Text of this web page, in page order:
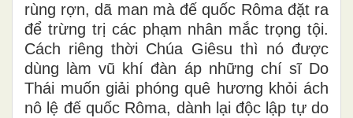
rùng rợn, dã man mà đế quốc Rôma đặt ra
để trừng trị các phạm nhân mắc trọng tội.
Cách riêng thời Chúa Giêsu thì nó được
dùng làm vũ khí đàn áp những chí sĩ Do
Thái muốn giải phóng quê hương khỏi ách
nô lệ đế quốc Rôma, dành lại độc lập tự do